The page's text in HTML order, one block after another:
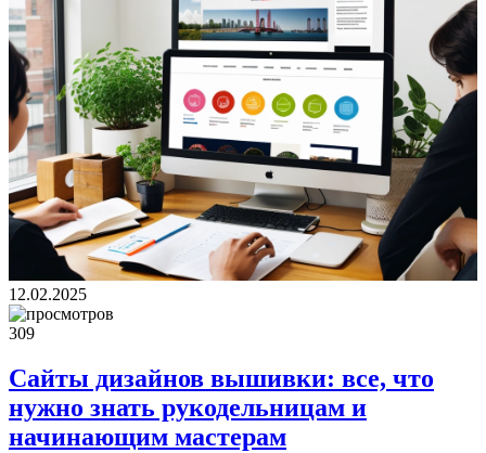
12.02.2025
309
Сайты дизайнов вышивки: все, что
нужно знать рукодельницам и
начинающим мастерам